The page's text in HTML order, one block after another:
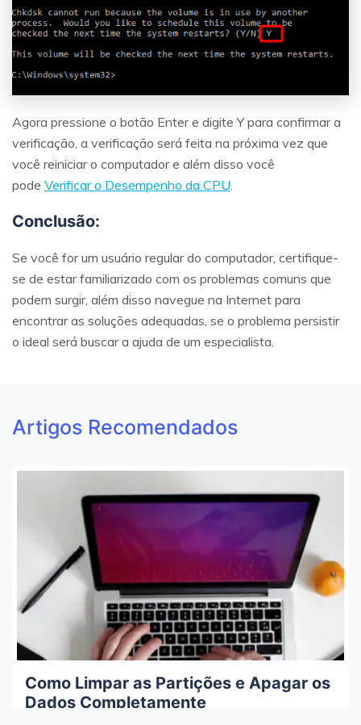
Agora pressione o botão Enter e digite Y para confirmar a
verificação, a verificação será feita na próxima vez que
você reiniciar o computador e além disso você
pode Verificar o Desempenho da CPU.
Conclusão:
Se você for um usuário regular do computador, certifique-
se de estar familiarizado com os problemas comuns que
podem surgir, além disso navegue na Internet para
encontrar as soluções adequadas, se o problema persistir
o ideal será buscar a ajuda de um especialista.
Artigos Recomendados
Como Limpar as Partições e Apagar os
Dados Completamente